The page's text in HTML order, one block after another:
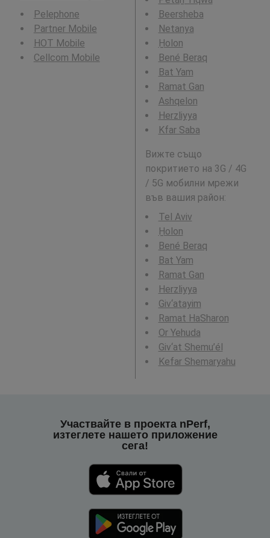
Pelephone
Partner Mobile
HOT Mobile
Cellcom Mobile
Beersheba
Netanya
H̱olon
Bené Beraq
Bat Yam
Ramat Gan
Ashqelon
Herzliyya
Kfar Saba
Вижте също
покритието на 3G / 4G
/ 5G мобилни мрежи
във вашия район:
Tel Aviv
H̱olon
Bené Beraq
Bat Yam
Ramat Gan
Herzliyya
Giv‘atayim
Ramat HaSharon
Or Yehuda
Giv‘at Shemu’él
Kefar Shemaryahu
Участвайте в проекта nPerf,
изтеглете нашето приложение
сега!